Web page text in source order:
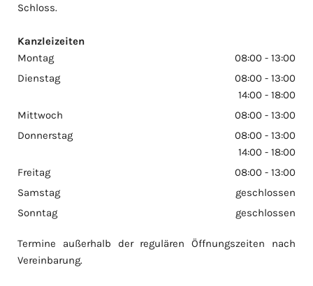
Schloss.
Kanzleizeiten
Montag
08:00 - 13:00
Dienstag
08:00 - 13:00
14:00 - 18:00
Mittwoch
08:00 - 13:00
Donnerstag
08:00 - 13:00
14:00 - 18:00
Freitag
08:00 - 13:00
Samstag
geschlossen
Sonntag
geschlossen
Termine außerhalb der regulären Öffnungszeiten nach
Vereinbarung.